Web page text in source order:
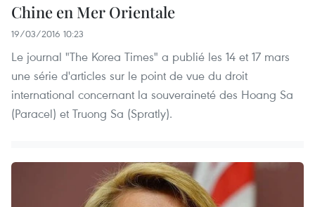
Chine en Mer Orientale
19/03/2016 10:23
Le journal "The Korea Times" a publié les 14 et 17 mars
une série d'articles sur le point de vue du droit
international concernant la souveraineté des Hoang Sa
(Paracel) et Truong Sa (Spratly).